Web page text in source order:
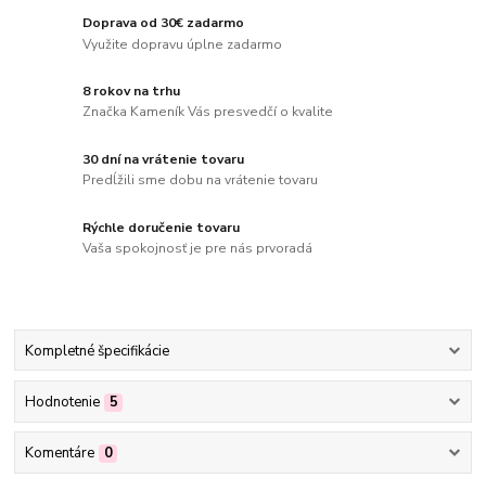
Doprava od 30€ zadarmo
Využite dopravu úplne zadarmo
8 rokov na trhu
Značka Kameník Vás presvedčí o kvalite
30 dní na vrátenie tovaru
Predĺžili sme dobu na vrátenie tovaru
Rýchle doručenie tovaru
Vaša spokojnosť je pre nás prvoradá
Kompletné špecifikácie
Hodnotenie 5
Komentáre 0